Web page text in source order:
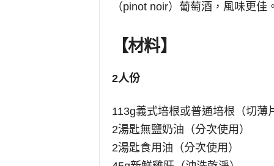
（pinot noir）葡萄酒，風味更佳
【材料】
2人份
113g義式培根或普通培根（切薄
2湯匙無鹽奶油（分次使用）
2湯匙食用油（分次使用）